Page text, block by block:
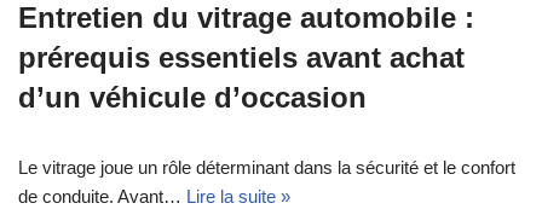
Entretien du vitrage automobile :
prérequis essentiels avant achat
d’un véhicule d’occasion
Le vitrage joue un rôle déterminant dans la sécurité et le confort
de conduite. Avant… Lire la suite »